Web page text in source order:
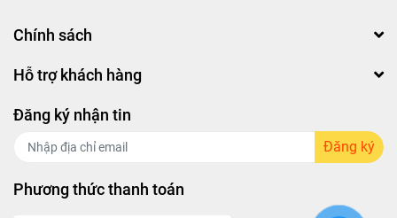
Chính sách
Hỗ trợ khách hàng
Đăng ký nhận tin
Đăng ký
Phương thức thanh toán